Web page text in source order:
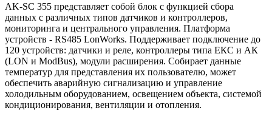
AK-SC 355 представляет собой блок с функцией сбора
данных с различных типов датчиков и контроллеров,
мониторинга и центрального управления. Платформа
устройств - RS485 LonWorks. Поддерживает подключение до
120 устройств: датчики и реле, контроллеры типа ЕКС и АК
(LON и ModBus), модули расширения. Собирает данные
температур для представления их пользователю, может
обеспечить аварийную сигнализацию и управление
холодильным оборудованием, освещением объекта, системой
кондиционирования, вентиляции и отопления.